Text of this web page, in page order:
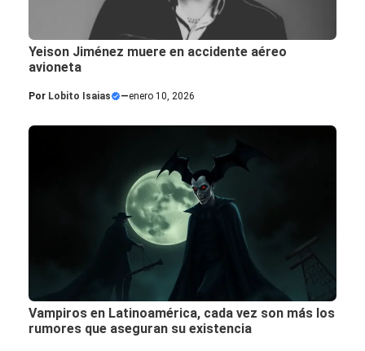
Yeison Jiménez muere en accidente aéreo
avioneta
Por Lobito Isaias —enero 10, 2026
Vampiros en Latinoamérica, cada vez son más los
rumores que aseguran su existencia